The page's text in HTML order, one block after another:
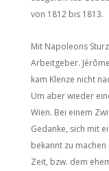
von 1812 bis 1813.
Mit Napoleons
Arbeitgeber.
kam Klenze nicht
Um aber wieder
Wien. Bei einem
Gedanke, sich mit
bekannt zu
Zeit, bzw. dem